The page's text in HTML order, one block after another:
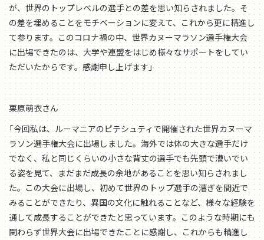
が、世界のトップレベルの選⼿との差を思い知らされました。そ
の差を埋めることをモチベーションに変えて、これから更に精進し
て参ります。このコロナ禍の中、世界カヌーマラソン選⼿権⼤会
に出場できたのは、⼤学や連盟をはじめ様々なサポートをしてい
ただいたからです。感謝申し上げます」
栗原萌衣さん
「今回私は、ルーマニアのピテシュティで開催された世界カヌーマ
ラソン選手権大会に出場しました。海外では体の大きな選手だけ
でなく、私と同じくらいの小さな背丈の選手でも先頭で漕いでい
る姿を見て、まだまだ成長の余地があることを思い知らされまし
た。この大会に出場し、初めて世界のトップ選手の漕ぎを間近で
みることができたり、異国の文化に触れることなど、様々な経験を
通して成長することができたと思っています。このような時期にも
関わらず世界大会に出場できたことに感謝し、これからも精進し